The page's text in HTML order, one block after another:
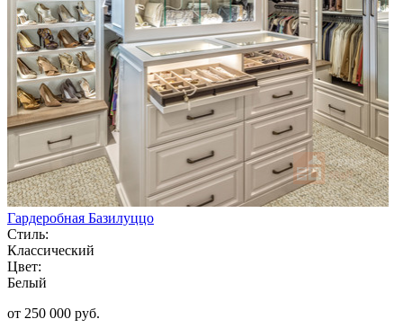
Гардеробная Базилуццо
Стиль:
Классический
Цвет:
Белый
от 250 000 руб.